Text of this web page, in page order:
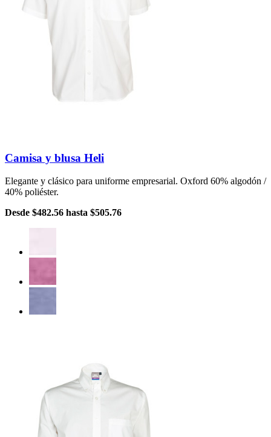
Camisa y blusa Heli
Elegante y clásico para uniforme empresarial. Oxford 60% algodón /
40% poliéster.
Desde $482.56 hasta $505.76